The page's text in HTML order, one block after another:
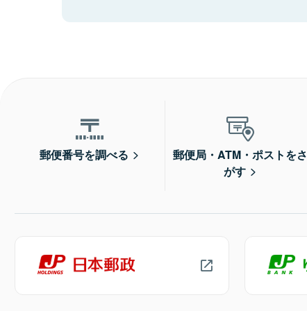
郵便番号を調べる
郵便局・ATM・ポストをさ
がす